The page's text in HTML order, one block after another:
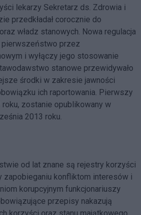
lekarzy Sekretarz ds. Zdrowia i
przedkładał corocznie do
władz stanowych. Nowa regulacja
pierwszeństwo przez
i wyłączy jego stosowanie
stanowe przewidywało
środki w zakresie jawności
ich raportowania. Pierwszy
zostanie opublikowany w
2013 roku.
od lat znane są rejestry korzyści
zapobieganiu konfliktom interesów i
korupcyjnym funkcjonariuszy
przepisy nakazują